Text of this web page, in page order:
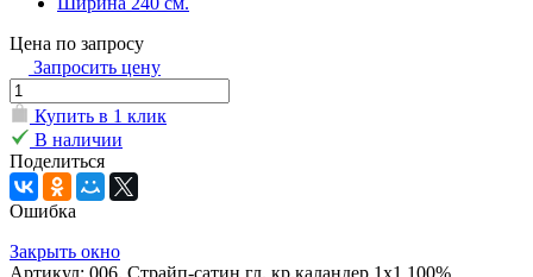
Цена по запросу
Запросить цену
Купить в 1 клик
В наличии
Поделиться
Ошибка
Закрыть окно
Артикул: 006. Страйп-сатин гл. кр.каландер 1х1 100%